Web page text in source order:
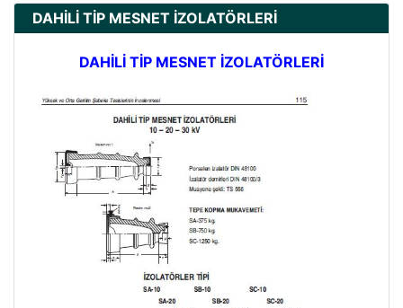
DAHİLİ TİP MESNET İZOLATÖRLERİ
DAHİLİ TİP MESNET İZOLATÖRLERİ